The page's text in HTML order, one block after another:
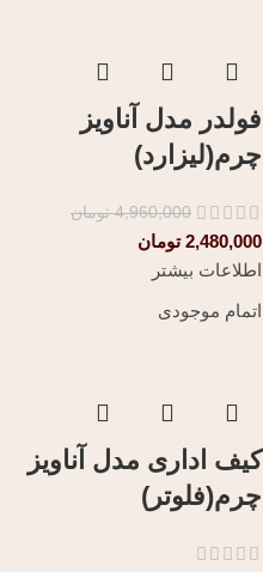
فولدر مدل آناویز
چرم(لیزارد)
4,960,000 تومان
2,480,000 تومان
اطلاعات بیشتر
اتمام موجودی
کیف اداری مدل آناویز
چرم(فلوتر)